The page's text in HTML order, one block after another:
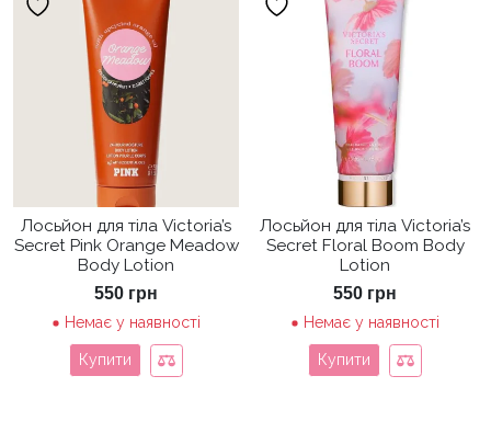
Лосьйон для тіла Victoria’s
Secret Pink Orange Meadow
Body Lotion
550 грн
Немає у наявності
Купити
Лосьйон для тіла Victoria’s
Secret Floral Boom Body
Lotion
550 грн
Немає у наявності
Купити